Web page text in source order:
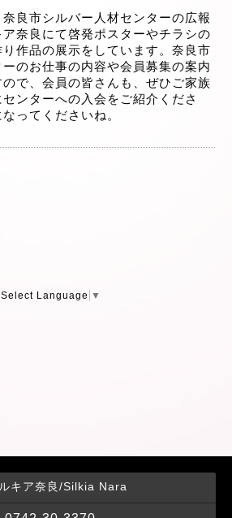
良市シルバー人材センターの広報
奈良にて啓発ポスターやチラシの
作品の展示をしています。奈良市
のお仕事の内容や会員募集の案内
で、会員の皆さんも、ぜひご家族
ンターへの入会をご紹介くださ
ってくださいね。
Select Language ▼
キア奈良/Silkia Nara